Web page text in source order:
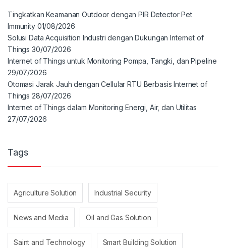
Tingkatkan Keamanan Outdoor dengan PIR Detector Pet
Immunity 01/08/2026
Solusi Data Acquisition Industri dengan Dukungan Internet of
Things 30/07/2026
Internet of Things untuk Monitoring Pompa, Tangki, dan Pipeline
29/07/2026
Otomasi Jarak Jauh dengan Cellular RTU Berbasis Internet of
Things 28/07/2026
Internet of Things dalam Monitoring Energi, Air, dan Utilitas
27/07/2026
Tags
Agriculture Solution Industrial Security
News and Media Oil and Gas Solution
Saint and Technology Smart Building Solution